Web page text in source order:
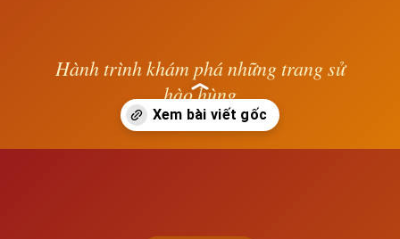
Hành trình khám phá những trang sử
hào hùng
— Lê Anh —